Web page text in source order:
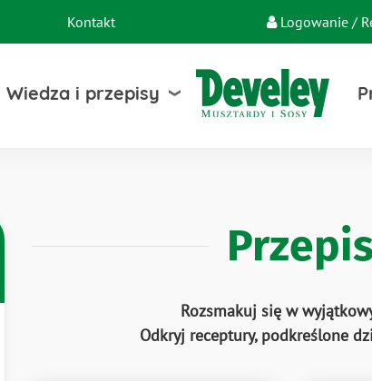
Kontakt Logowanie /
Wiedza i przepisy
Rozsmakuj się w
Odkryj receptury, podkreślone